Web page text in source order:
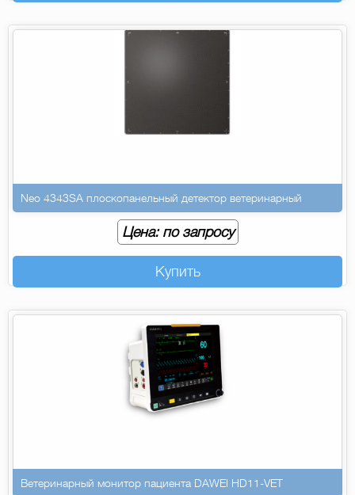
Neo 4343SA плоскопанельный детектор ветеринарный
Цена: по запросу
Купить
Ветеринарный монитор пациента DAWEI HD11-VET